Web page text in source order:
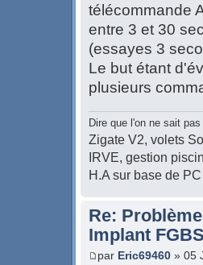
télécommande
entre 3 et 30
(essayes 3
Le but étant
plusieurs
Dire que l'on ne sait
Zigate V2, volets
IRVE, gestion
H.A sur base de
Re:
Implant
par Eric69460 » 05